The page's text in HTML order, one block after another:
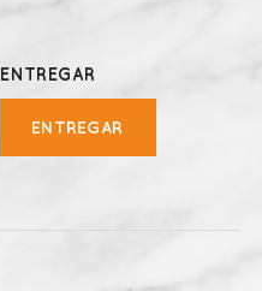
ENTREGAR
ENTREGAR